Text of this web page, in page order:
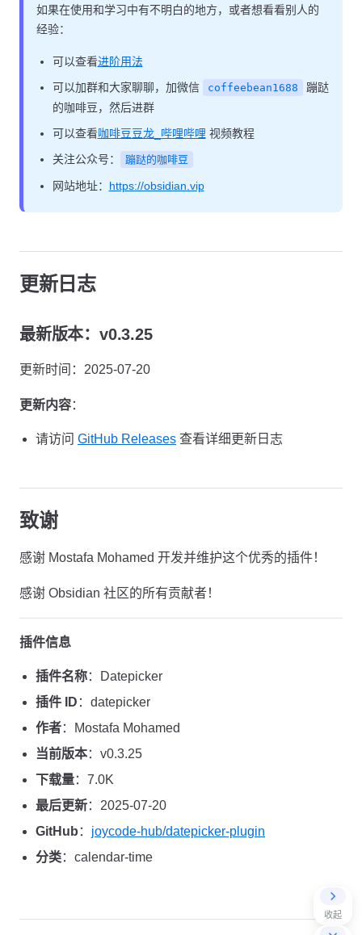
收起
如果在使用和学习中有不明白的地方，或者想看看别人的
经验：
可以查看进阶用法
可以加群和大家聊聊，加微信
coffeebean1688
蹦跶
的咖啡豆，然后进群
可以查看咖啡豆豆龙_哔哩哔哩 视频教程
关注公众号：
蹦跶的咖啡豆
网站地址： https://obsidian.vip
更新日志
最新版本：v0.3.25
更新时间：2025-07-20
更新内容：
请访问 GitHub Releases 查看详细更新日志
致谢
感谢 Mostafa Mohamed 开发并维护这个优秀的插件！
感谢 Obsidian 社区的所有贡献者！
插件信息
插件名称：Datepicker
插件 ID ：datepicker
作者：Mostafa Mohamed
当前版本：v0.3.25
下载量：7.0K
最后更新：2025-07-20
GitHub ： joycode-hub/datepicker-plugin
分类：calendar-time